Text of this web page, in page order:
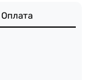
Оплата